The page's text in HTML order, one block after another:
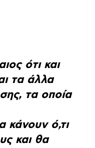
ότι και
τα άλλα
τα οποία
κάνουν ό,τι
και θα